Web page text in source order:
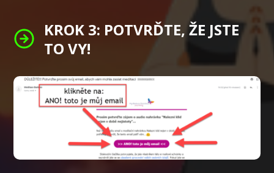
KROK 3: POTVRĎTE, ŽE JSTE
TO VY!